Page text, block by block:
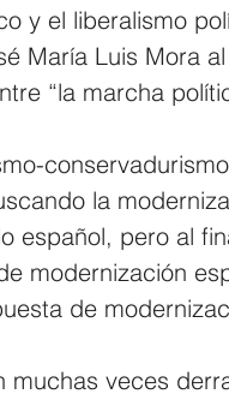
y el liberalismo
María Luis Mora
“la marcha
la
español, pero al
modernización
de
muchas veces